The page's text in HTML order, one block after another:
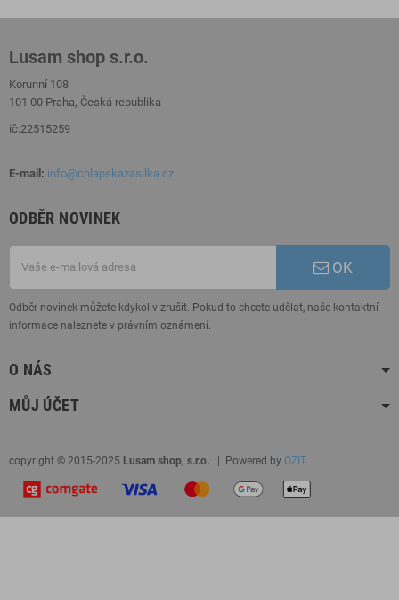
Lusam shop s.r.o.
Korunní 108
101 00 Praha, Česká republika
ič:22515259
E-mail: info@chlapskazasilka.cz
ODBĚR NOVINEK
OK
Odběr novinek můžete kdykoliv zrušit. Pokud to chcete udělat, naše kontaktní
informace naleznete v právním oznámení.
O NÁS
MŮJ ÚČET
copyright © 2015-2025 Lusam shop, s.r.o. | Powered by OZIT